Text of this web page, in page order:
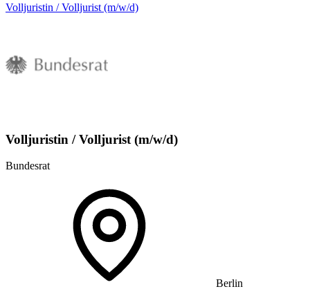
Volljuristin / Volljurist (m/w/d)
Volljuristin / Volljurist (m/w/d)
Bundesrat
Berlin